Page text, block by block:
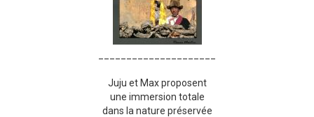
Juju et Max proposent
une immersion totale
dans la nature préservée